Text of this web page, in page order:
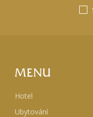
MENU
Hotel
Ubytování